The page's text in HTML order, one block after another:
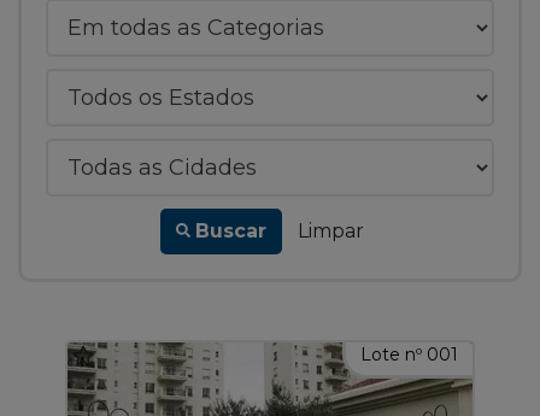
Buscar Limpar
Lote nº 001